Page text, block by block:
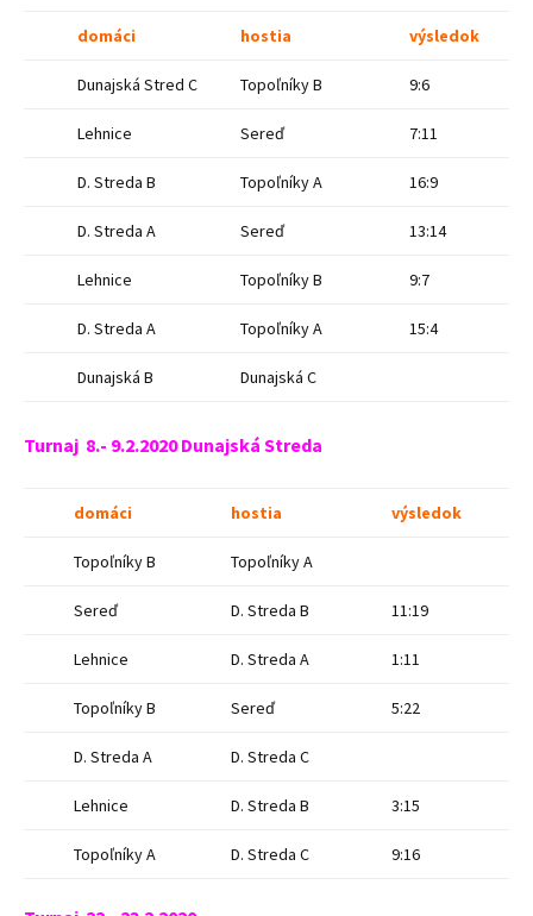
domáci hostia výsledok
Dunajská Stred C Topoľníky B 9:6
Lehnice Sereď 7:11
D. Streda B Topoľníky A 16:9
D. Streda A Sereď 13:14
Lehnice Topoľníky B 9:7
D. Streda A Topoľníky A 15:4
Dunajská B Dunajská C
Turnaj 8.- 9.2.2020 Dunajská Streda
domáci hostia výsledok
Topoľníky B Topoľníky A
Sereď D. Streda B 11:19
Lehnice D. Streda A 1:11
Topoľníky B Sereď 5:22
D. Streda A D. Streda C
Lehnice D. Streda B 3:15
Topoľníky A D. Streda C 9:16